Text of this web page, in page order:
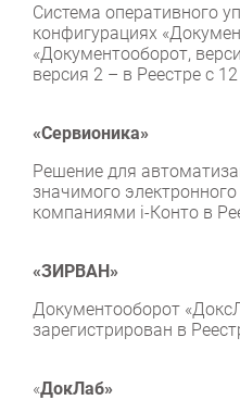
Система оперативного
конфигурациях
«Документооборот,
версия 2 – в Реестре с
«Сервионика»
Решение для
значимого
компаниями i-Конто в
«ЗИРВАН»
Документооборот
зарегистрирован в
«ДокЛаб»